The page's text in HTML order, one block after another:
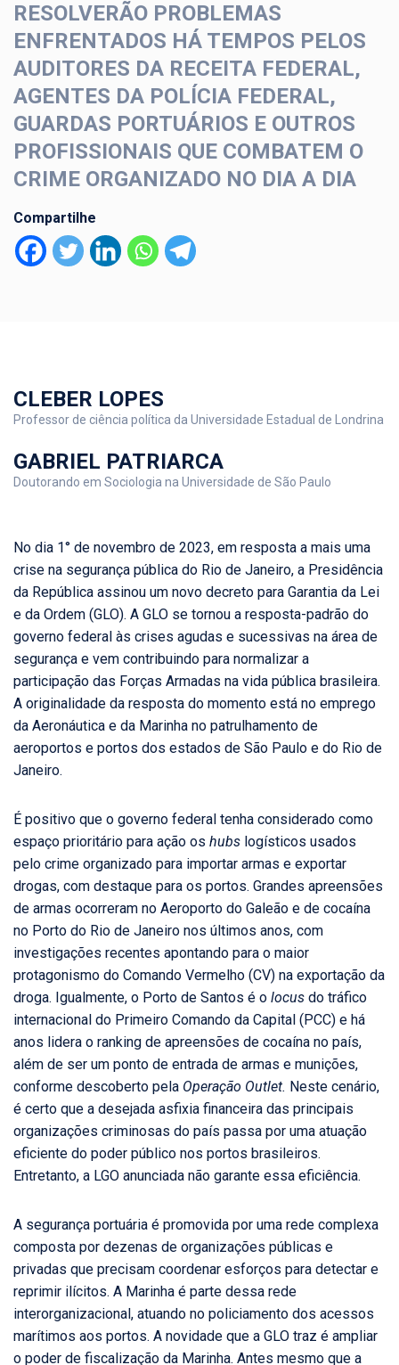
RESOLVERÃO PROBLEMAS
ENFRENTADOS HÁ TEMPOS PELOS
AUDITORES DA RECEITA FEDERAL,
AGENTES DA POLÍCIA FEDERAL,
GUARDAS PORTUÁRIOS E OUTROS
PROFISSIONAIS QUE COMBATEM O
CRIME ORGANIZADO NO DIA A DIA
Compartilhe
CLEBER LOPES
Professor de ciência política da Universidade Estadual de Londrina
GABRIEL PATRIARCA
Doutorando em Sociologia na Universidade de São Paulo
No dia 1° de novembro de 2023, em resposta a mais uma
crise na segurança pública do Rio de Janeiro, a Presidência
da República assinou um novo decreto para Garantia da Lei
e da Ordem (GLO). A GLO se tornou a resposta-padrão do
governo federal às crises agudas e sucessivas na área de
segurança e vem contribuindo para normalizar a
participação das Forças Armadas na vida pública brasileira.
A originalidade da resposta do momento está no emprego
da Aeronáutica e da Marinha no patrulhamento de
aeroportos e portos dos estados de São Paulo e do Rio de
Janeiro.
É positivo que o governo federal tenha considerado como
espaço prioritário para ação os hubs logísticos usados
pelo crime organizado para importar armas e exportar
drogas, com destaque para os portos. Grandes apreensões
de armas ocorreram no Aeroporto do Galeão e de cocaína
no Porto do Rio de Janeiro nos últimos anos, com
investigações recentes apontando para o maior
protagonismo do Comando Vermelho (CV) na exportação da
droga. Igualmente, o Porto de Santos é o locus do tráfico
internacional do Primeiro Comando da Capital (PCC) e há
anos lidera o ranking de apreensões de cocaína no país,
além de ser um ponto de entrada de armas e munições,
conforme descoberto pela Operação Outlet. Neste cenário,
é certo que a desejada asfixia financeira das principais
organizações criminosas do país passa por uma atuação
eficiente do poder público nos portos brasileiros.
Entretanto, a LGO anunciada não garante essa eficiência.
A segurança portuária é promovida por uma rede complexa
composta por dezenas de organizações públicas e
privadas que precisam coordenar esforços para detectar e
reprimir ilícitos. A Marinha é parte dessa rede
interorganizacional, atuando no policiamento dos acessos
marítimos aos portos. A novidade que a GLO traz é ampliar
o poder de fiscalização da Marinha. Antes mesmo que a